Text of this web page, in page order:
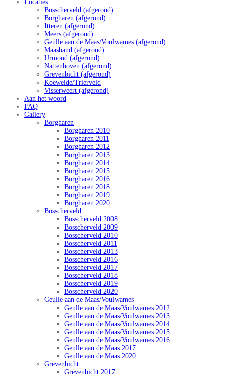
Locaties
Bosscherveld (afgerond)
Borgharen (afgerond)
Itteren (afgerond)
Meers (afgerond)
Geulle aan de Maas/Voulwames (afgerond)
Maasband (afgerond)
Urmond (afgerond)
Nattenhoven (afgerond)
Grevenbicht (afgerond)
Koeweide/Trierveld
Visserweert (afgerond)
Aan het woord
FAQ
Gallery
Borgharen
Borgharen 2010
Borgharen 2011
Borgharen 2012
Borgharen 2013
Borgharen 2014
Borgharen 2015
Borgharen 2016
Borgharen 2018
Borgharen 2019
Borgharen 2020
Bosscherveld
Bosscherveld 2008
Bosscherveld 2009
Bosscherveld 2010
Bosscherveld 2011
Bosscherveld 2013
Bosscherveld 2016
Bosscherveld 2017
Bosscherveld 2018
Bosscherveld 2019
Bosscherveld 2020
Geulle aan de Maas/Voulwames
Geulle aan de Maas/Voulwames 2012
Geulle aan de Maas/Voulwames 2013
Geulle aan de Maas/Voulwames 2014
Geulle aan de Maas/Voulwames 2015
Geulle aan de Maas/Voulwames 2016
Geulle aan de Maas 2017
Geulle aan de Maas 2020
Grevenbicht
Grevenbicht 2017